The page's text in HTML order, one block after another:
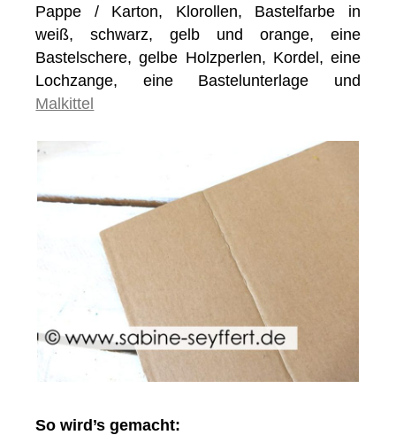
Pappe / Karton, Klorollen, Bastelfarbe in
weiß, schwarz, gelb und orange, eine
Bastelschere, gelbe Holzperlen, Kordel, eine
Lochzange, eine Bastelunterlage und
Malkittel
So wird’s gemacht: